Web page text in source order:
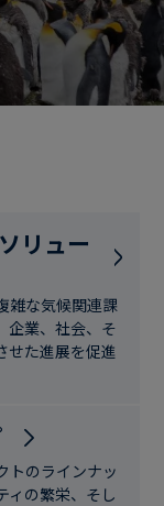
リュー
雑な気候関連課
企業、社会、そ
せた進展を促進
トのラインナッ
ィの繁栄、そし